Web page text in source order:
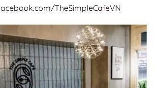
TheSimpleCafeVN